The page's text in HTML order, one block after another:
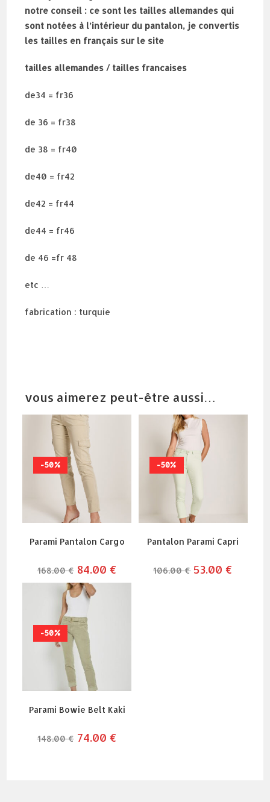
notre conseil : ce sont les tailles allemandes qui
sont notées à l’intérieur du pantalon, je convertis
les tailles en français sur le site
tailles allemandes / tailles francaises
de34 = fr36
de 36 = fr38
de 38 = fr40
de40 = fr42
de42 = fr44
de44 = fr46
de 46 =fr 48
etc …
fabrication : turquie
vous aimerez peut-être aussi…
-50%
Parami Pantalon Cargo
168.00€ le
prix
initial
était :
168.00 €.
84.00 €
actuel
-50%
Pantalon Parami Capri
106.00€ le
prix
53.00€
-50%
Parami Bowie Belt Kaki
148.00€ le
prix
74.00 €